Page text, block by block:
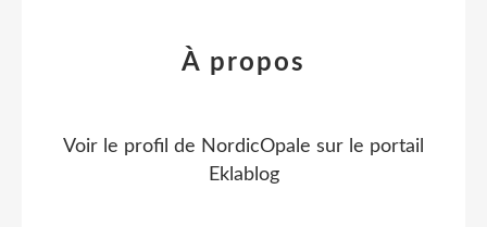
À propos
Voir le profil de NordicOpale sur le portail
Eklablog